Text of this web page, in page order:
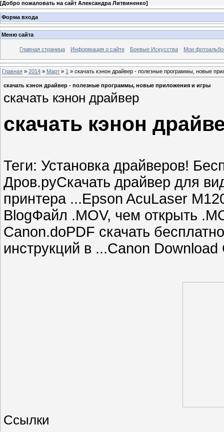
[Добро пожаловать на сайт Александра Литвиненко]
Форма входа
Меню сайта
Главная страница Информация о сайте Боевые Искусства Мои
Главная » 2014 » Март » 1 » скачать кэнон драйвер - полезные программы, новые
скачать кэнон драйвер - полезные программы, новые приложения и игры
скачать кэнон драйвер
скачать кэнон
Теги: Установка драйверов!
Дров.руСкачать драйвер для
принтера ...Epson AcuLaser
BlogФайл .MOV, чем открыть
Canon.doPDF скачать
инструкций в ...Canon
Ссылки